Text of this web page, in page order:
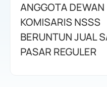
ANGGOTA DEWAN
KOMISARIS NSSS
BERUNTUN JUAL
PASAR REGULER